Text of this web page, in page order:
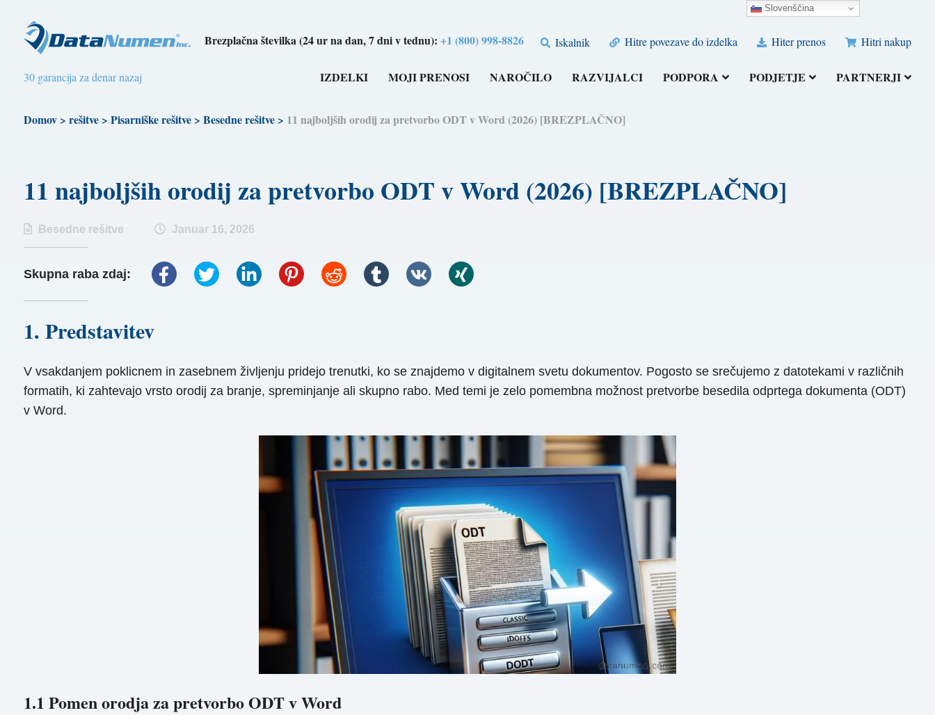
Brezplačna številka (24 ur na dan, 7 dni v tednu):+1 (800) 998-8826 Iskalnik Hitre povezave do izdelka Hiter prenos Hitri nakup
30 garancija za denar nazaj IZDELKI MOJI PRENOSI NAROČILO RAZVIJALCI PODPORA PODJETJE PARTNERJI
Domov> rešitve> Pisarniške rešitve> Besedne rešitve> 11 najboljših orodij za pretvorbo ODT v Word (2026) [BREZPLAČNO]
11 najboljših orodij za pretvorbo ODT v Word (2026) [BREZPLAČNO]
Besedne rešitve Januar 16, 2026
Skupna raba zdaj:
1. Predstavitev
V vsakdanjem poklicnem in zasebnem življenju pridejo trenutki, ko se znajdemo v digitalnem svetu dokumentov. Pogosto se srečujemo z datotekami v različnih
formatih, ki zahtevajo vrsto orodij za branje, spreminjanje ali skupno rabo. Med temi je zelo pomembna možnost pretvorbe besedila odprtega dokumenta (ODT)
v Word.
1.1 Pomen orodja za pretvorbo ODT v Word
Slovenščina